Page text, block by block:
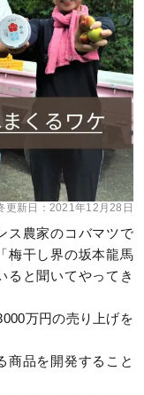
更新日： 2021年12月28日
ス農家のコバマツで
梅干し界の坂本龍馬
ると聞いてやってき
万円の売り上げを
商品を開発すること